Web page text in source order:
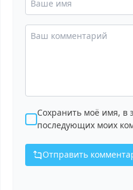
Сохранить моё имя, в
последующих моих
Отправить